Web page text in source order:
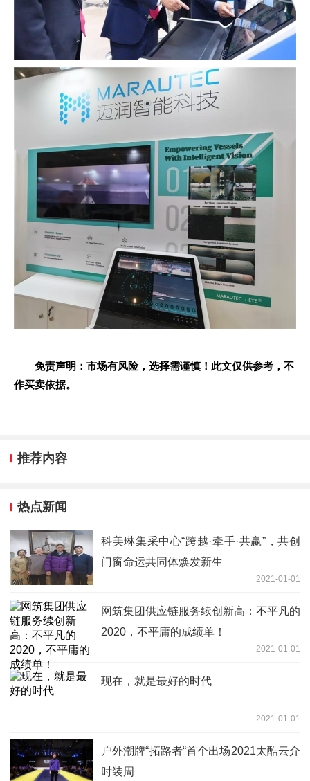
免责声明：市场有风险，选择需谨慎！此文仅供参考，不
作买卖依据。
推荐内容
热点新闻
科美琳集采中心“跨越·牵手·共赢”，共创
门窗命运共同体焕发新生
2021-01-01
网筑集团供应链服务续创新高：不平凡的
2020，不平庸的成绩单！
2021-01-01
现在，就是最好的时代
2021-01-01
户外潮牌“拓路者“首个出场2021太酷云介
时装周